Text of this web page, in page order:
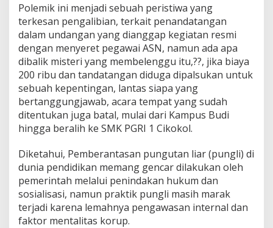
Polemik ini menjadi sebuah peristiwa yang
terkesan pengalibian, terkait penandatangan
dalam undangan yang dianggap kegiatan resmi
dengan menyeret pegawai ASN, namun ada apa
dibalik misteri yang membelenggu itu,??, jika biaya
200 ribu dan tandatangan diduga dipalsukan untuk
sebuah kepentingan, lantas siapa yang
bertanggungjawab, acara tempat yang sudah
ditentukan juga batal, mulai dari Kampus Budi
hingga beralih ke SMK PGRI 1 Cikokol.
Diketahui, Pemberantasan pungutan liar (pungli) di
dunia pendidikan memang gencar dilakukan oleh
pemerintah melalui penindakan hukum dan
sosialisasi, namun praktik pungli masih marak
terjadi karena lemahnya pengawasan internal dan
faktor mentalitas korup.